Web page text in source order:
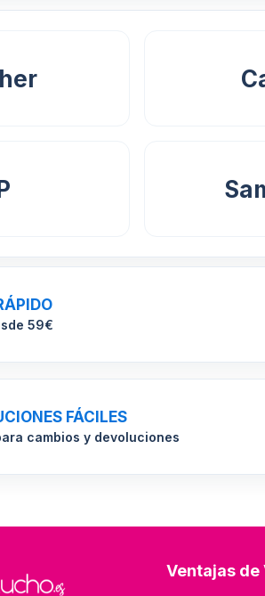
59€
FÁCILES
cambios y devoluciones
Ventajas